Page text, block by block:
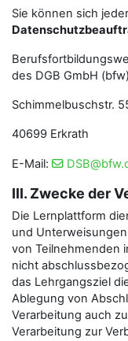
Sie können sich
des DGB GmbH (bfw)
Schimmelbuschstr.
40699 Erkrath
E-Mail:
III. Zwecke der
Die Lernplattform
und
von Teilnehmenden
nicht
das Lehrgangsziel
Ablegung von
Verarbeitung auch
Verarbeitung zur